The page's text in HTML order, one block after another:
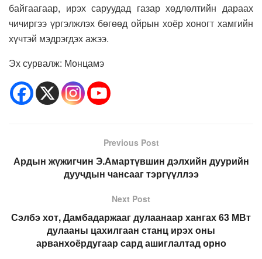
байгаагаар, ирэх саруудад газар хөдлөлтийн дараах
чичиргээ үргэлжлэх бөгөөд ойрын хоёр хоногт хамгийн
хүчтэй мэдрэгдэх ажээ.
Эх сурвалж: Монцамэ
Previous Post
Ардын жүжигчин Э.Амартүвшин дэлхийн дуурийн
дуучдын чансааг тэргүүллээ
Next Post
Сэлбэ хот, Дамбадаржааг дулаанаар хангах 63 МВт
дулааны цахилгаан станц ирэх оны
арванхоёрдугаар сард ашиглалтад орно